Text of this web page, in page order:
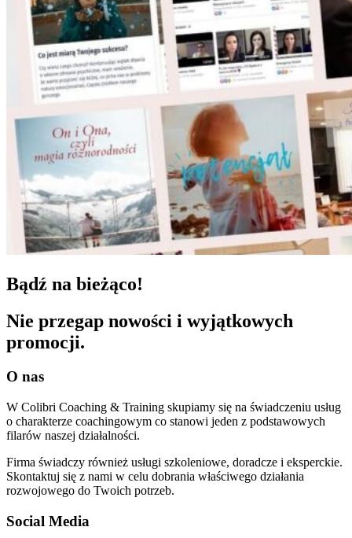
Bądź na bieżąco!
Nie przegap nowości i wyjątkowych
promocji.
O nas
W Colibri Coaching & Training skupiamy się na świadczeniu usług
o charakterze coachingowym co stanowi jeden z podstawowych
filarów naszej działalności.
Firma świadczy również usługi szkoleniowe, doradcze i eksperckie.
Skontaktuj się z nami w celu dobrania właściwego działania
rozwojowego do Twoich potrzeb.
Social Media